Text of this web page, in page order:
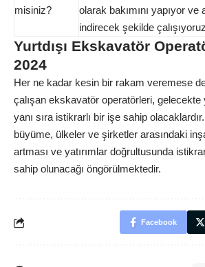
misiniz?
olarak bakımını yapıyor ve
indirecek şekilde
Yurtdışı Ekskavatör
2024
Her ne kadar kesin bir rakam veremese
çalışan ekskavatör operatörleri,
yanı sıra istikrarlı bir işe sahip
büyüme, ülkeler ve şirketler arasındaki
artması ve yatırımlar doğrultusunda
sahip olunacağı öngörülmektedir.
Facebook